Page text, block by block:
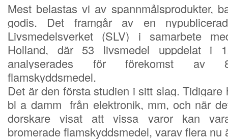
Mest belastas vi av spannmålsprodukter,
godis. Det framgår av en
Livsmedelsverket (SLV) i samarbete
Holland, där 53 livsmedel uppdelat i
analyserades för förekomst av 8
flamskyddsmedel.
Det är den första studien i sitt slag. Tidigare
bl a damm från elektronik, mm, och när
dorskare visat att vissa varor kan
bromerade flamskyddsmedel, varav flera nu